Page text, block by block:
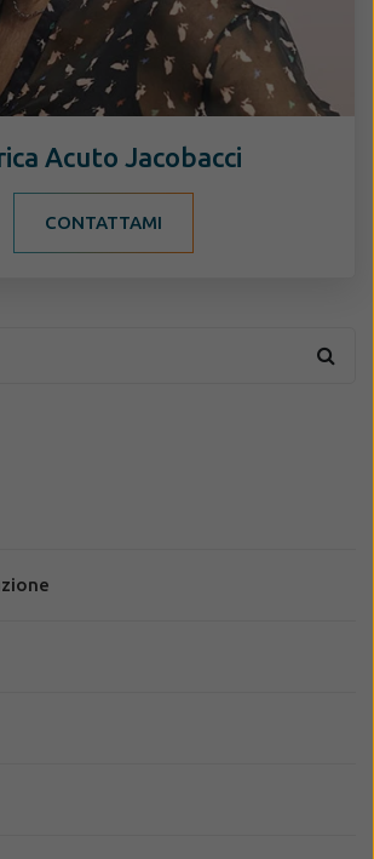
Acuto Jacobacci
CONTATTAMI